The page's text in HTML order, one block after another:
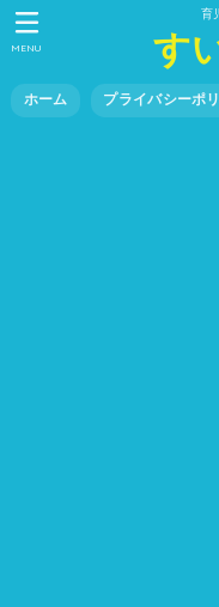
育
す
ホーム プライバシーポ
MENU